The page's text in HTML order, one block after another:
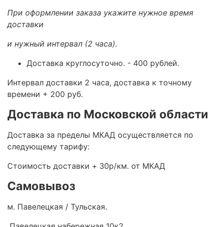
При оформлении заказа укажите нужное время
доставки
и нужный интервал (2 часа).
Доставка круглосуточно. - 400 рублей.
Интервал доставки 2 часа, доставка к точному
времени + 200 руб.
Доставка по Московской области
Доставка за пределы МКАД осуществляется по
следующему тарифу:
Стоимость доставки + 30р/км. от МКАД
Самовывоз
м. Павелецкая / Тульская.